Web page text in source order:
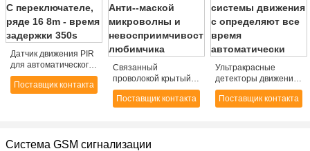
Датчик движения PIR
для автоматического
светильника НА И С
переключателе, ряде
Поставщик контакта
Связанный
проволокой крытый
детектор движения
сигнала тревоги с
любимчика
Поставщик контакта
Ультракрасные
детекторы движения
аварийной системы
движения с
Поставщик контакта
Система GSM сигнализации